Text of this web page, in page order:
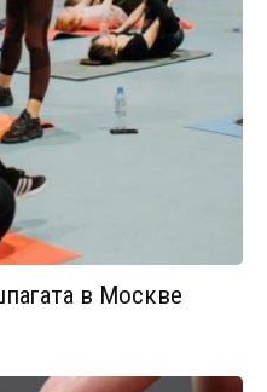
в Москве